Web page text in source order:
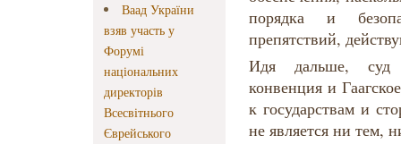
Ваад України
взяв участь у
Форумі
національних
директорів
Всесвітнього
Єврейського
порядка и
препятствий,
Идя дальше, суд
конвенция и
к государствам и
не является ни тем,